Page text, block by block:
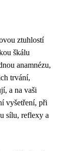
ztuhlostí
škálu
anamnézu,
trvání,
a na vaši
vyšetření, při
sílu, reflexy a